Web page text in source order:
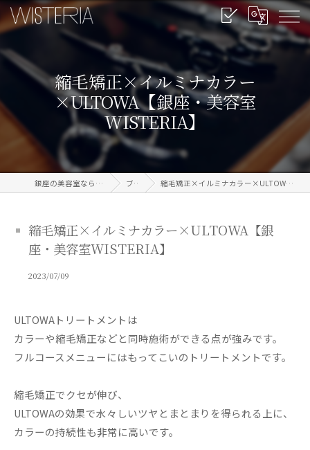
縮毛矯正×イルミナカラー
×ULTOWA【銀座・美容室
WISTERIA】
銀座の美容室なら信頼のWISTERIA ブログ 縮毛矯正×イルミナカラー×ULTOWA【銀座・美容室WISTERIA】
縮毛矯正×イルミナカラー×ULTOWA【銀
座・美容室WISTERIA】
2023/07/09
ULTOWAトリートメントは
カラーや縮毛矯正などと同時施術ができる点が強みです。
フルコースメニューにはもってこいのトリートメントです。
縮毛矯正でクセが伸び、
ULTOWAの効果で水々しいツヤとまとまりを得られる上に、
カラーの持続性も非常に高いです。